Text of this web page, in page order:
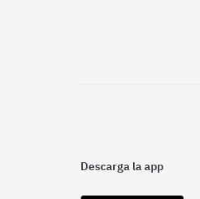
Descarga la app